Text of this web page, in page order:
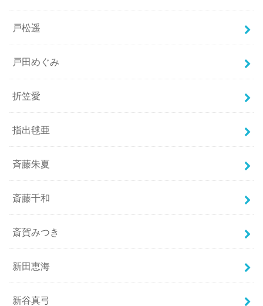
戸松遥
戸田めぐみ
折笠愛
指出毬亜
斉藤朱夏
斎藤千和
斎賀みつき
新田恵海
新谷真弓